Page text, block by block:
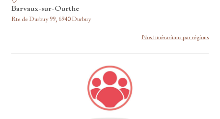
Barvaux-sur-Ourthe
Rte de Durbuy 99, 6940 Durbuy
Nos funérariums par régions